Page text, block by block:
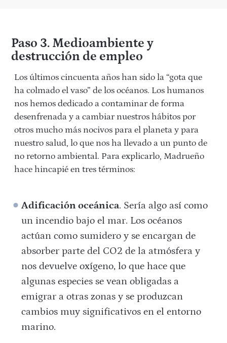
Paso 3. Medioambiente y
destrucción de empleo
Los últimos cincuenta años han sido la “gota que
ha colmado el vaso” de los océanos. Los humanos
nos hemos dedicado a contaminar de forma
desenfrenada y a cambiar nuestros hábitos por
otros mucho más nocivos para el planeta y para
nuestro salud, lo que nos ha llevado a un punto de
no retorno ambiental. Para explicarlo, Madrueño
hace hincapié en tres términos:
Adificación oceánica. Sería algo así como
un incendio bajo el mar. Los océanos
actúan como sumidero y se encargan de
absorber parte del CO2 de la atmósfera y
nos devuelve oxígeno, lo que hace que
algunas especies se vean obligadas a
emigrar a otras zonas y se produzcan
cambios muy significativos en el entorno
marino.